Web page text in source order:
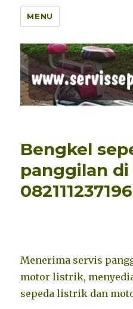
MENU
Bengkel
panggilan di
082111237196
Menerima servis
motor listrik,
sepeda listrik dan